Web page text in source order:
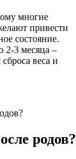
многие
привести
состояние.
2-3 месяца –
веса и
родов?